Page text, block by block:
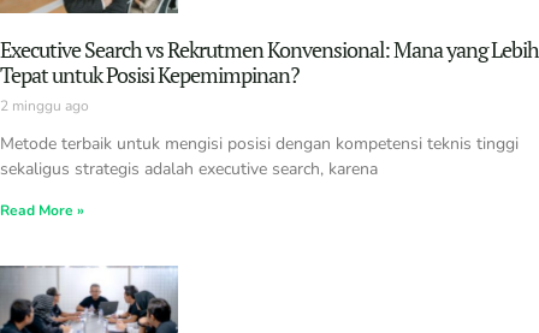
Executive Search vs Rekrutmen Konvensional: Mana yang Lebih
Tepat untuk Posisi Kepemimpinan?
2 minggu ago
Metode terbaik untuk mengisi posisi dengan kompetensi teknis tinggi
sekaligus strategis adalah executive search, karena
Read More »